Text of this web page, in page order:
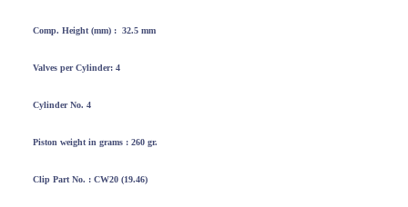
Comp. Height (mm) : 32.5 mm
Valves perCylinder: 4
Cylinder No. 4
Piston weight in grams : 260 gr.
Clip Part No. : CW20 (19.46)